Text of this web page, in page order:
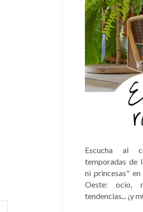
Escucha al
temporadas de
ni princesas" en
Oeste: ocio,
tendencias... ¡y